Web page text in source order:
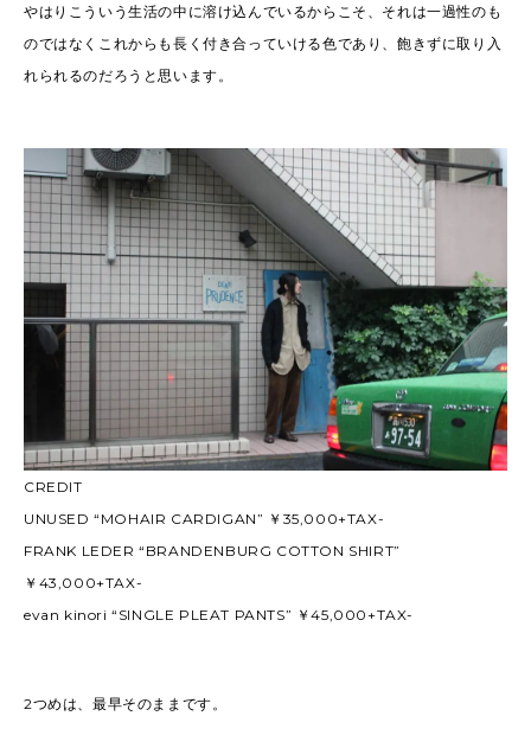
やはりこういう生活の中に溶け込んでいるからこそ、それは一過性のも
のではなくこれからも長く付き合っていける色であり、飽きずに取り入
れられるのだろうと思います。
CREDIT
UNUSED “MOHAIR CARDIGAN” ￥35,000+TAX-
FRANK LEDER “BRANDENBURG COTTON SHIRT”
￥43,000+TAX-
evan kinori “SINGLE PLEAT PANTS” ￥45,000+TAX-
2つめは、最早そのままです。